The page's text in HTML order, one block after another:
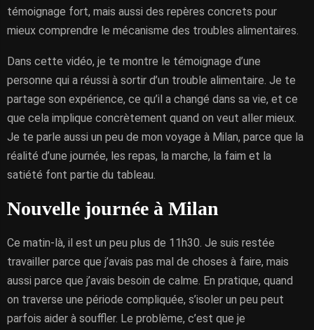
témoignage fort, mais aussi des repères concrets pour
mieux comprendre le mécanisme des troubles alimentaires.
Dans cette vidéo, je te montre le témoignage d’une
personne qui a réussi à sortir d’un trouble alimentaire. Je te
partage son expérience, ce qu’il a changé dans sa vie, et ce
que cela implique concrètement quand on veut aller mieux.
Je te parle aussi un peu de mon voyage à Milan, parce que la
réalité d’une journée, les repas, la marche, la faim et la
satiété font partie du tableau.
Nouvelle journée à Milan
Ce matin-là, il est un peu plus de 11h30. Je suis restée
travailler parce que j’avais pas mal de choses à faire, mais
aussi parce que j’avais besoin de calme. En pratique, quand
on traverse une période compliquée, s’isoler un peu peut
parfois aider à souffler. Le problème, c’est que je